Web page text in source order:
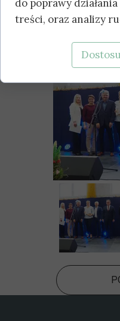
fotorelacji.
do poprawy
treści, oraz analizy